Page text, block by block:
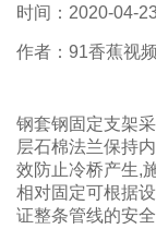
时间：2020-04-
作者：91香蕉
钢套钢固定支架
层石棉法兰保持
效防止冷桥产生,
相对固定可根据
证整条管线的安